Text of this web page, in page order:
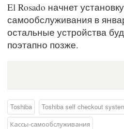
El Rosado начнет
самообслуживания в
остальные устройства
поэтапно позже.
Toshiba Toshiba self checkout
Кассы-самообслуживания